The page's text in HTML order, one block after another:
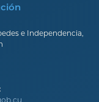
e Independencia,